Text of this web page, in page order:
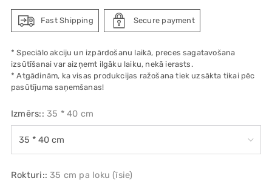
Fast Shipping Secure payment
* Speciālo akciju un izpārdošanu laikā, preces sagatavošana
izsūtīšanai var aizņemt ilgāku laiku, nekā ierasts.
* Atgādinām, ka visas produkcijas ražošana tiek uzsākta tikai pēc
pasūtījuma saņemšanas!
Izmērs:: 35 * 40 cm
Rokturi::35 cm pa loku (īsie)